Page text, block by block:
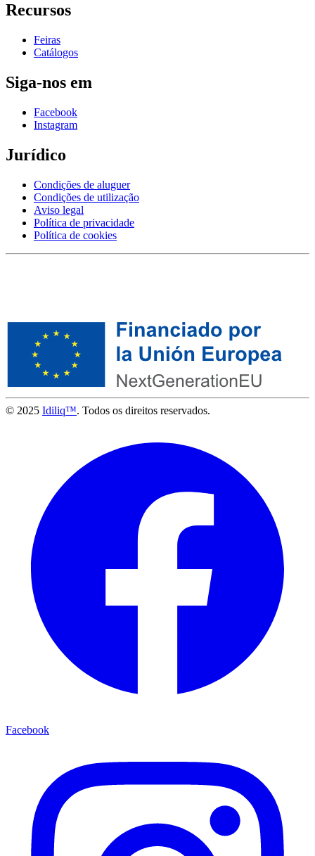
Recursos
Feiras
Catálogos
Siga-nos em
Facebook
Instagram
Jurídico
Condições de aluguer
Condições de utilização
Aviso legal
Política de privacidade
Política de cookies
© 2025 Idiliq™. Todos os direitos reservados.
Facebook